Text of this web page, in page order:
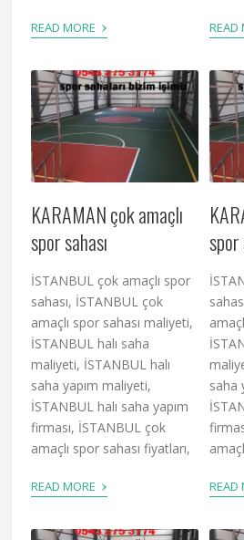
READ MORE › READ
KARAMAN çok amaçlı
spor sahası
İSTANBUL çok amaçlı spor
sahası, İSTANBUL çok
amaçlı spor sahası maliyeti,
İSTANBUL halı saha
maliyeti, İSTANBUL halı
saha yapım maliyeti,
İSTANBUL halı saha yapım
firması, İSTANBUL çok
amaçlı spor sahası fiyatları,
READ MORE ›
spor
saha
READ